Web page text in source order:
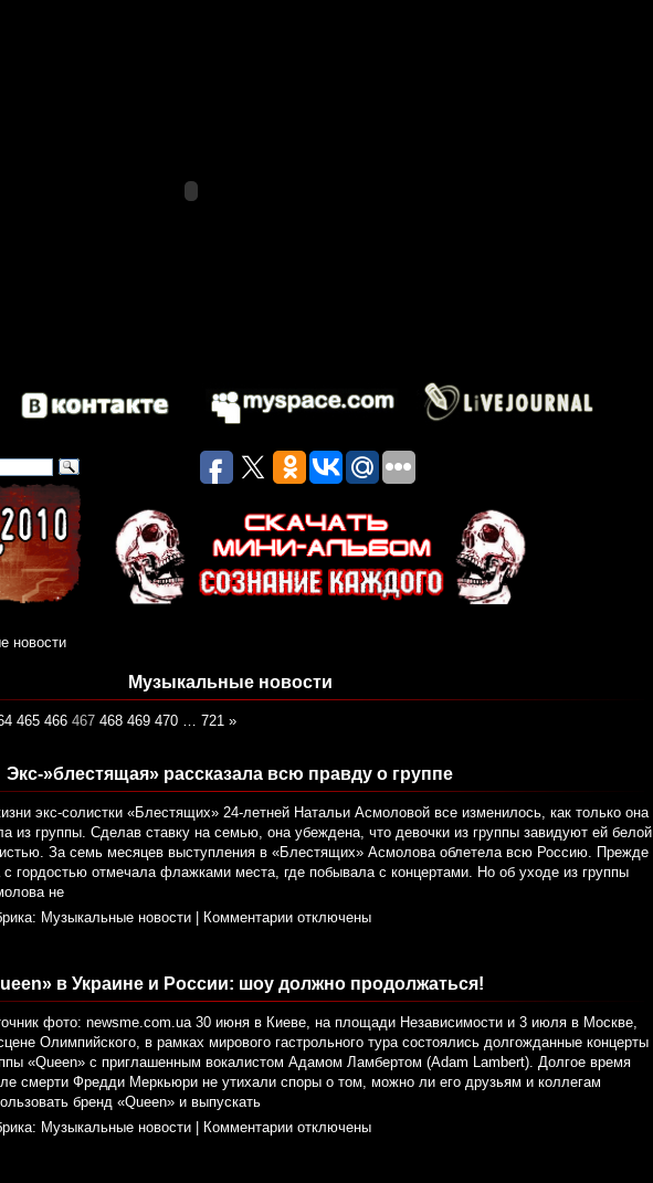
новости
Музыкальные новости
465 466 467 468 469 470 … 721 »
Экс-»блестящая» рассказала всю правду о группе
экс-солистки «Блестящих» 24-летней Натальи Асмоловой все изменилось, как только она
из группы. Сделав ставку на семью, она убеждена, что девочки из группы завидуют ей белой
За семь месяцев выступления в «Блестящих» Асмолова облетела всю Россию. Прежде
с гордостью отмечала флажками места, где побывала с концертами. Но об уходе из группы
не
Музыкальные новости Комментарии отключены
в Украине и России: шоу должно продолжаться!
фото: newsme.com.ua 30 июня в Киеве, на площади Независимости и 3 июля в Москве,
Олимпийского, в рамках мирового гастрольного тура состоялись долгожданные концерты
«Queen» с приглашенным вокалистом Адамом Ламбертом (Adam Lambert). Долгое время
смерти Фредди Меркьюри не утихали споры о том, можно ли его друзьям и коллегам
бренд «Queen» и выпускать
Музыкальные новости Комментарии отключены